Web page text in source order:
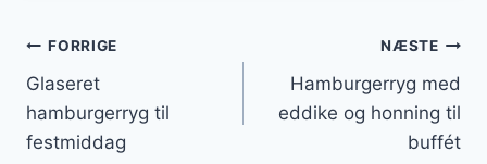
Indlægsnavigation
FORRIGE
Glaseret
hamburgerryg til
festmiddag
NÆSTE
Hamburgerryg med
eddike og honning til
buffét